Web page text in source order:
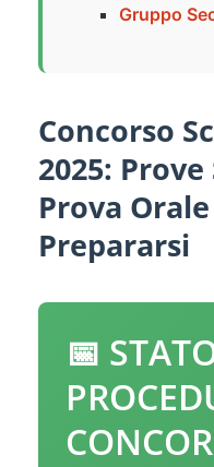
Gruppo
Concorso
2025:
Prova
Prepararsi
📅